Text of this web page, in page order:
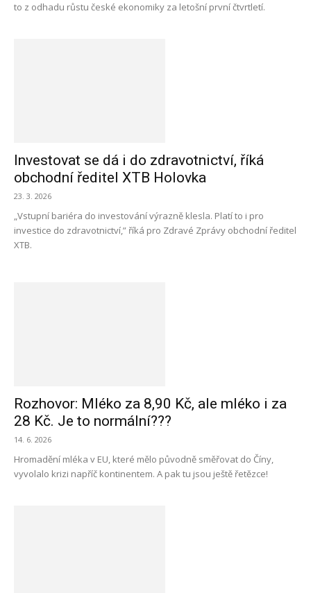
to z odhadu růstu české ekonomiky za letošní první čtvrtletí.
Investovat se dá i do zdravotnictví, říká
obchodní ředitel XTB Holovka
23. 3. 2026
„Vstupní bariéra do investování výrazně klesla. Platí to i pro
investice do zdravotnictví,” říká pro Zdravé Zprávy obchodní ředitel
XTB.
Rozhovor: Mléko za 8,90 Kč, ale mléko i za
28 Kč. Je to normální???
14. 6. 2026
Hromadění mléka v EU, které mělo původně směřovat do Číny,
vyvolalo krizi napříč kontinentem. A pak tu jsou ještě řetězce!